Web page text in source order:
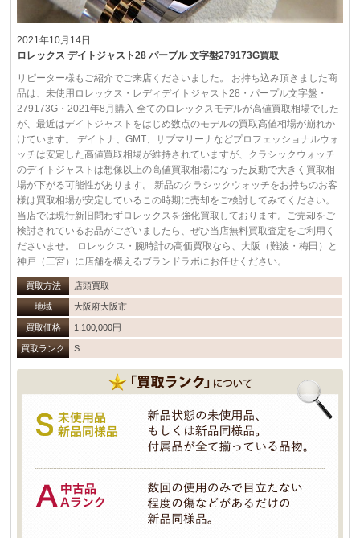
2021年10月14日
ロレックス デイトジャスト28 パープル 文字盤279173G買取
リピーター様もご紹介でご来店くださいました。 お持ち込み頂きました商
品は、未使用ロレックス・レディデイトジャスト28・パープル文字盤・
279173G・2021年8月購入 全てのロレックスモデルが高値買取相場でした
が、最近はデイトジャストをはじめ数点のモデルの買取高値相場が崩れか
けています。 デイトナ、GMT、サブマリーナなどプロフェッショナルウォ
ッチは安定した高値買取相場が維持されていますが、クラシックウォッチ
のデイトジャストは想像以上の高値買取相場になった反動で大きく買取相
場が下がる可能性があります。 新品のクラシックウォッチをお持ちのお客
様は買取相場が安定しているこの時期に売却をご検討してみてください。
当店では現行新旧問わずロレックスを強化買取しております。ご売却をご
検討されているお品がございましたら、ぜひ当店無料買取査定をご利用く
ださいませ。 ロレックス・腕時計の高価買取なら、大阪（難波・梅田）と
神戸（三宮）に店舗を構えるブランドラボにお任せください。
買取方法 店頭買取
地域 大阪府大阪市
買取価格 1,100,000円
買取ランク S